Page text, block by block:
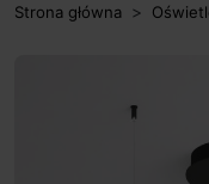
Strona główna